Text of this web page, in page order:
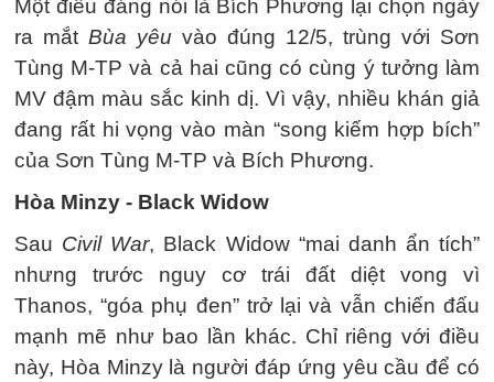
Một điều đáng nói là Bích Phương lại chọn ngày
ra mắt Bùa yêu vào đúng 12/5, trùng với Sơn
Tùng M-TP và cả hai cũng có cùng ý tưởng làm
MV đậm màu sắc kinh dị. Vì vậy, nhiều khán giả
đang rất hi vọng vào màn “song kiếm hợp bích”
của Sơn Tùng M-TP và Bích Phương.
Hòa Minzy - Black Widow
Sau Civil War, Black Widow “mai danh ẩn tích”
nhưng trước nguy cơ trái đất diệt vong vì
Thanos, “góa phụ đen” trở lại và vẫn chiến đấu
mạnh mẽ như bao lần khác. Chỉ riêng với điều
này, Hòa Minzy là người đáp ứng yêu cầu để có